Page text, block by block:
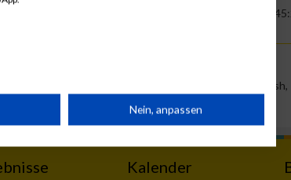
Position, DNS = Did not start, DNF = Did not finish,
Kalender
Nein, anpassen